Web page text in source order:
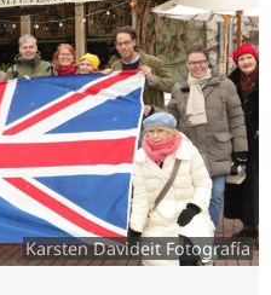
Karsten Davideit Fotografía